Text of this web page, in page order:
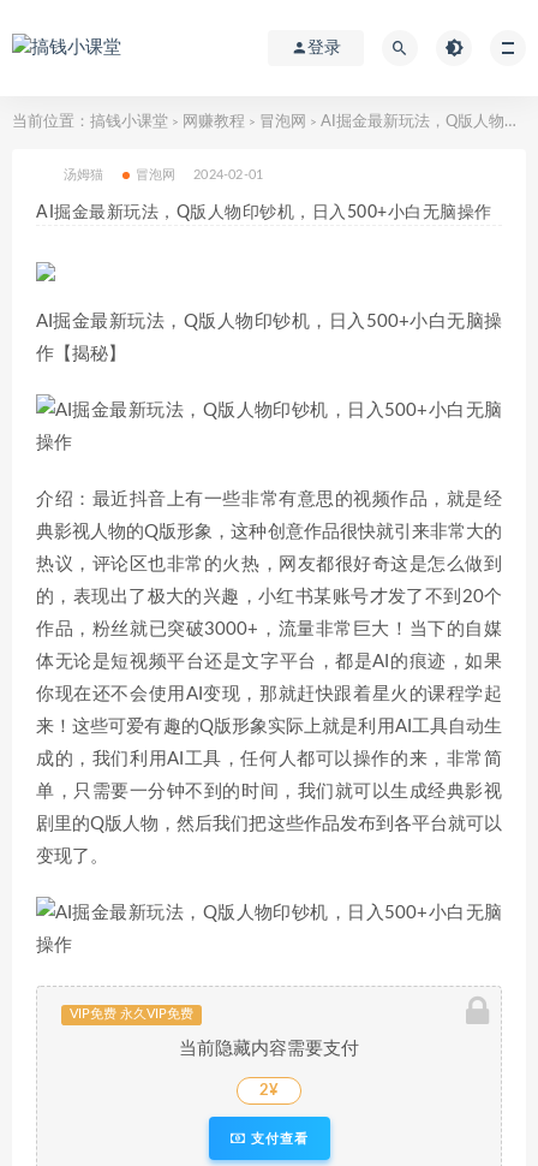
登录
当前位置： 搞钱小课堂 > 网赚教程 > 冒泡网 > AI掘金最新玩法，Q版人物印钞机，日入500+小白无脑操作
汤姆猫 冒泡网 2024-02-01
AI掘金最新玩法，Q版人物印钞机，日入500+小白无脑操作
AI掘金最新玩法，Q版人物印钞机，日入500+小白无脑操
作【揭秘】
介绍：最近抖音上有一些非常有意思的视频作品，就是经
典影视人物的Q版形象，这种创意作品很快就引来非常大的
热议，评论区也非常的火热，网友都很好奇这是怎么做到
的，表现出了极大的兴趣，小红书某账号才发了不到20个
作品，粉丝就已突破3000+，流量非常巨大！当下的自媒
体无论是短视频平台还是文字平台，都是AI的痕迹，如果
你现在还不会使用AI变现，那就赶快跟着星火的课程学起
来！这些可爱有趣的Q版形象实际上就是利用AI工具自动生
成的，我们利用AI工具，任何人都可以操作的来，非常简
单，只需要一分钟不到的时间，我们就可以生成经典影视
剧里的Q版人物，然后我们把这些作品发布到各平台就可以
变现了。
VIP免费 永久VIP免费
当前隐藏内容需要支付
2¥
支付查看